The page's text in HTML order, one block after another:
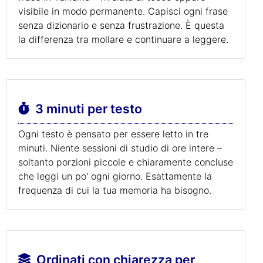
visibile in modo permanente. Capisci ogni frase
senza dizionario e senza frustrazione. È questa
la differenza tra mollare e continuare a leggere.
3 minuti per testo
Ogni testo è pensato per essere letto in tre
minuti. Niente sessioni di studio di ore intere –
soltanto porzioni piccole e chiaramente concluse
che leggi un po' ogni giorno. Esattamente la
frequenza di cui la tua memoria ha bisogno.
Ordinati con chiarezza per